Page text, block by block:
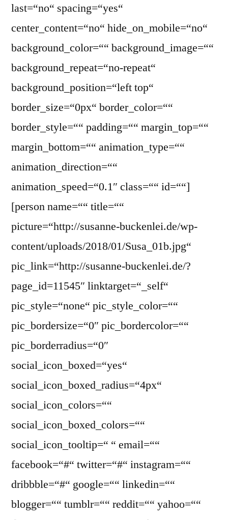
last=“no“ spacing=“yes“
center_content=“no“ hide_on_mobile=“no“
background_color=““ background_image=““
background_repeat=“no-repeat“
background_position=“left top“
border_size=“0px“ border_color=““
border_style=““ padding=““ margin_top=““
margin_bottom=““ animation_type=““
animation_direction=““
animation_speed=“0.1″ class=““ id=““]
[person name=““ title=““
picture=“http://susanne-buckenlei.de/wp-
content/uploads/2018/01/Susa_01b.jpg“
pic_link=“http://susanne-buckenlei.de/?
page_id=11545″ linktarget=“_self“
pic_style=“none“ pic_style_color=““
pic_bordersize=“0″ pic_bordercolor=““
pic_borderradius=“0″
social_icon_boxed=“yes“
social_icon_boxed_radius=“4px“
social_icon_colors=““
social_icon_boxed_colors=““
social_icon_tooltip=“ “ email=““
facebook=“#“ twitter=“#“ instagram=““
dribbble=“#“ google=““ linkedin=““
blogger=““ tumblr=““ reddit=““ yahoo=““